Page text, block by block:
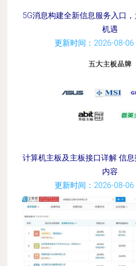
5G消息构建全新信息服务入口
机遇
更新时间：2026-08-06
计算机主板及主板接口详解 信
内容
更新时间：2026-08-06